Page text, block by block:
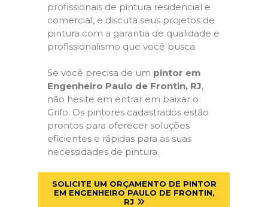
profissionais de pintura residencial e
comercial, e discuta seus projetos de
pintura com a garantia de qualidade e
profissionalismo que você busca.
Se você precisa de um pintor em
Engenheiro Paulo de Frontin, RJ,
não hesite em entrar em baixar o
Grifo. Os pintores cadastrados estão
prontos para oferecer soluções
eficientes e rápidas para as suas
necessidades de pintura.
SOLICITE UM ORÇAMENTO DE PINTOR
EM ENGENHEIRO PAULO DE FRONTIN,
RJ